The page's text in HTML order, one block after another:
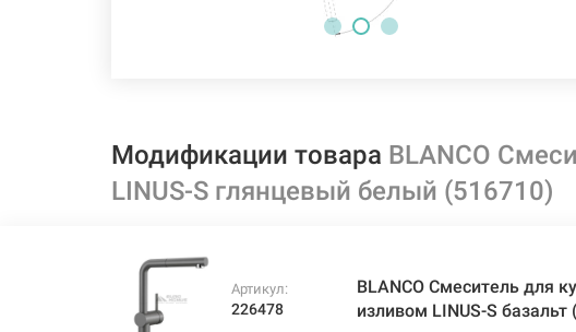
Модификации товара BLANCO
LINUS-S глянцевый белый (516710)
Артикул:
226478
BLANCO Смеситель для
изливом LINUS-S базальт